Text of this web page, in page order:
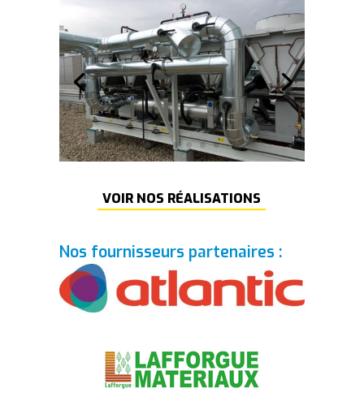
VOIR NOS RÉALISATIONS
Nos fournisseurs partenaires :